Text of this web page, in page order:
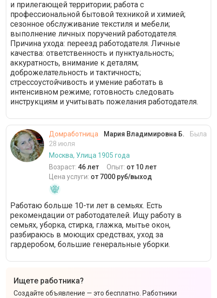
и прилегающей территории; работа с
профессиональной бытовой техникой и химией;
сезонное обслуживание текстиля и мебели;
выполнение личных поручений работодателя.
Причина ухода: переезд работодателя. Личные
качества: ответственность и пунктуальность;
аккуратность, внимание к деталям;
доброжелательность и тактичность;
стрессоустойчивость и умение работать в
интенсивном режиме; готовность следовать
инструкциям и учитывать пожелания работодателя.
Домработница Мария Владимировна Б.
Была
28 июля
Москва, Улица 1905 года
Возраст: 46 лет Опыт: от 10 лет
Цена услуги: от 7000 руб/выход
Работаю больше 10-ти лет в семьях. Есть
рекомендации от работодателей. Ищу работу в
семьях, уборка, стирка, глажка, мытье окон,
разбираюсь в моющих средствах, уход за
гардеробом, большие генеральные уборки.
Ищете работника?
Создайте объявление — это бесплатно. Работники